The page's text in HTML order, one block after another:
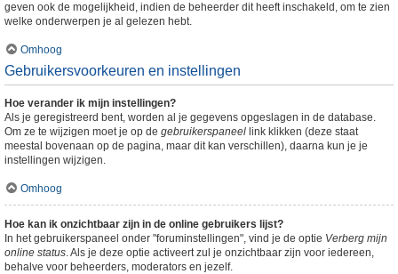
geven ook de mogelijkheid, indien de beheerder dit heeft inschakeld, om te zien
welke onderwerpen je al gelezen hebt.
Omhoog
Gebruikersvoorkeuren en instellingen
Hoe verander ik mijn instellingen?
Als je geregistreerd bent, worden al je gegevens opgeslagen in de database.
Om ze te wijzigen moet je op de gebruikerspaneel link klikken (deze staat
meestal bovenaan op de pagina, maar dit kan verschillen), daarna kun je je
instellingen wijzigen.
Omhoog
Hoe kan ik onzichtbaar zijn in de online gebruikers lijst?
In het gebruikerspaneel onder "foruminstellingen", vind je de optie Verberg mijn
online status. Als je deze optie activeert zul je onzichtbaar zijn voor iedereen,
behalve voor beheerders, moderators en jezelf.